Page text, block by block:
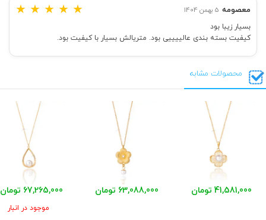
معصومه 5 بهمن 1404 ★ ★ ★ ★ ★
بسیار زیبا بود
کیفیت بسته بندی عالییییی بود. متریالش بسیار با کیفیت بود.
محصولات مشابه
41,581,000 تومان 63,088,000 تومان 67,265,000 تومان
موجود در انبار